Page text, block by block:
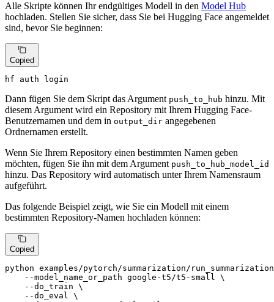
Alle Skripte können Ihr endgültiges Modell in den Model Hub
hochladen. Stellen Sie sicher, dass Sie bei Hugging Face angemeldet
sind, bevor Sie beginnen:
Copied
hf auth login
Dann fügen Sie dem Skript das Argument push_to_hub hinzu. Mit
diesem Argument wird ein Repository mit Ihrem Hugging Face-
Benutzernamen und dem in output_dir angegebenen
Ordnernamen erstellt.
Wenn Sie Ihrem Repository einen bestimmten Namen geben
möchten, fügen Sie ihn mit dem Argument push_to_hub_model_id
hinzu. Das Repository wird automatisch unter Ihrem Namensraum
aufgeführt.
Das folgende Beispiel zeigt, wie Sie ein Modell mit einem
bestimmten Repository-Namen hochladen können:
Copied
python examples/pytorch/summarization/
    --model_name_or_path google-t5/t5-small \
    --do_train \
    --do_eval \